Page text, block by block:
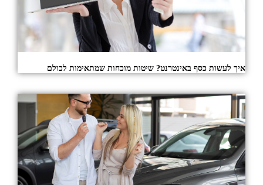
איך לעשות כסף באינטרנט? שיטות מוכחות שמתאימות לכולם